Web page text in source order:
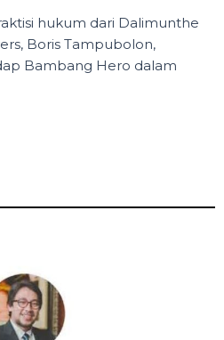
hukum dari Dalimunthe
Boris Tampubolon,
Bambang Hero dalam